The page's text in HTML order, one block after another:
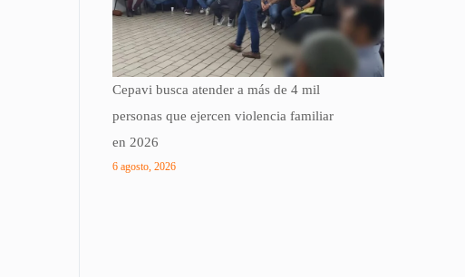
Cepavi busca atender a más de 4 mil
personas que ejercen violencia familiar
en 2026
6 agosto, 2026